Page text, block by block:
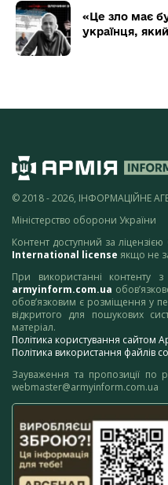
«Це зло має
українця,
© 2018 - 2026, ІНФОРМАЦІЙНЕ
Міністерство оборони України
Контент доступний за ліцензією
International license якщо не
При використанні контенту
armyinform.com.ua
обов’язковим є розміщення у
відкритого для пошукових
матеріал.
Політика користування сайтом
Політика використання файлів
Зауваження та пропозиції по
webmaster@armyinform.com.ua